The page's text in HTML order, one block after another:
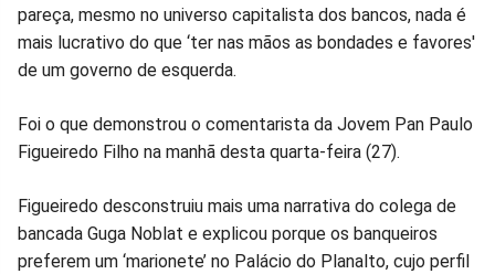
pareça, mesmo no universo capitalista dos bancos, nada é
mais lucrativo do que ‘ter nas mãos as bondades e favores'
de um governo de esquerda.
Foi o que demonstrou o comentarista da Jovem Pan Paulo
Figueiredo Filho na manhã desta quarta-feira (27).
Figueiredo desconstruiu mais uma narrativa do colega de
bancada Guga Noblat e explicou porque os banqueiros
preferem um ‘marionete’ no Palácio do Planalto, cujo perfil